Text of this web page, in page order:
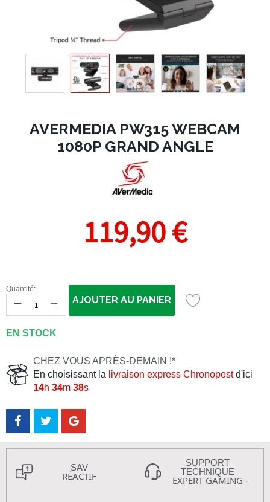
AVERMEDIA PW315 WEBCAM
1080P GRAND ANGLE
119,90 €
Quantité:
AJOUTER AU PANIER
EN STOCK
CHEZ VOUS APRÈS-DEMAIN !*
En choisissant la livraison express Chronopostd'ici
14h 34m 37s
SAV
RÉACTIF
SUPPORT
TECHNIQUE
- EXPERT GAMING -